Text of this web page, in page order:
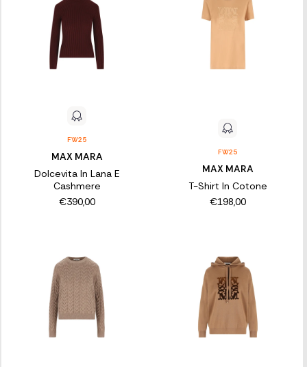
FW25
MAX MARA
Dolcevita In Lana E
Cashmere
€390,00
FW25
MAX MARA
T-Shirt In Cotone
€198,00